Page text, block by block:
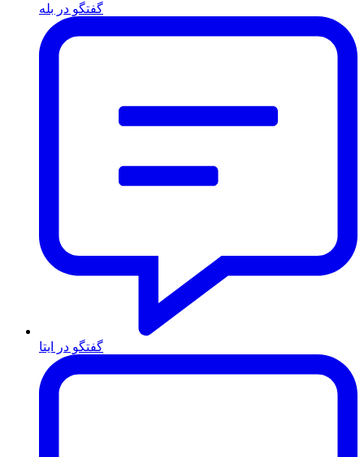
گفتگو در بله
گفتگو در ایتا